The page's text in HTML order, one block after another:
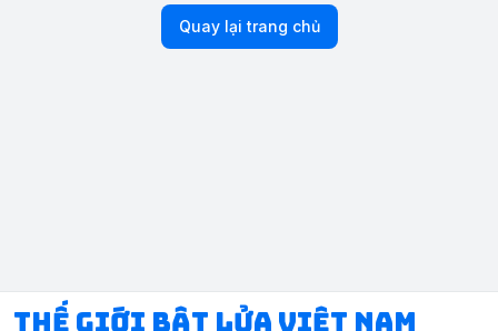
Quay lại trang chủ
Thế Giới Bật Lửa Việt Nam